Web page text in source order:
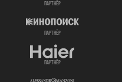
партнёр
партнёр
партнёр